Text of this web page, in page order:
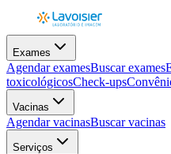
Exames
Agendar examesBuscar exames
toxicológicosCheck-ups
Vacinas
Agendar vacinasBuscar vacinas
Serviços